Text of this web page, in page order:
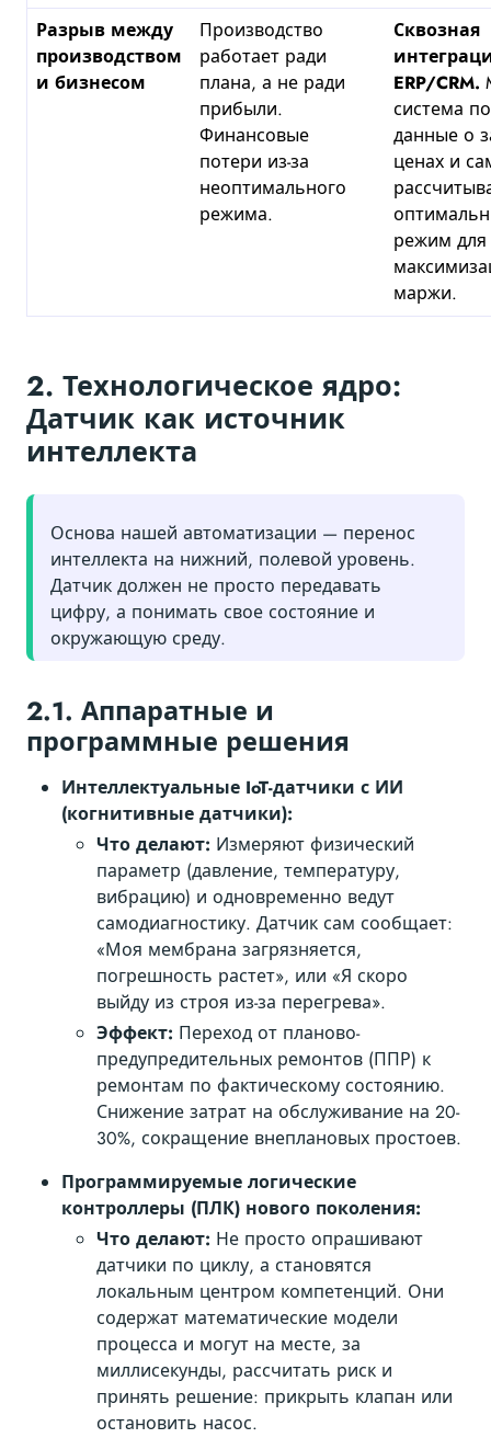
Разрыв между
производством
и бизнесом
Производство
работает ради
плана, а не ради
прибыли.
Финансовые
потери из-за
неоптимального
режима.
Сквозная
ERP/CRM.
система
данные о
ценах и
режим для
маржи.
2. Технологическое ядро:
Датчик как источник
интеллекта
Основа нашей автоматизации — перенос
интеллекта на нижний, полевой уровень.
Датчик должен не просто передавать
цифру, а понимать свое состояние и
окружающую среду.
2.1. Аппаратные и
программные решения
Интеллектуальные IoT-датчики с ИИ
(когнитивные датчики):
Что делают: Измеряют физический
параметр (давление, температуру,
вибрацию) и одновременно ведут
самодиагностику. Датчик сам сообщает:
«Моя мембрана загрязняется,
погрешность растет», или «Я скоро
выйду из строя из-за перегрева».
Эффект: Переход от планово-
предупредительных ремонтов (ППР) к
ремонтам по фактическому состоянию.
Снижение затрат на обслуживание на 20-
30%, сокращение внеплановых простоев.
Программируемые логические
контроллеры (ПЛК) нового поколения:
Что делают: Не просто опрашивают
датчики по циклу, а становятся
локальным центром компетенций. Они
содержат математические модели
процесса и могут на месте, за
миллисекунды, рассчитать риск и
принять решение: прикрыть клапан или
остановить насос.